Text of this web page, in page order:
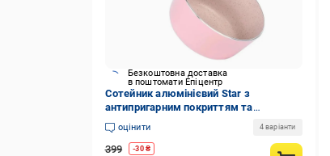
Безкоштовна доставка
в поштомати Епіцентр
Сотейник алюмінієвий Star з
антипригарним покриттям та
бакелітовою ручкою 600 мл 14 см Pink
(33272595)
оцінити 4 варіанти
399 -30₴